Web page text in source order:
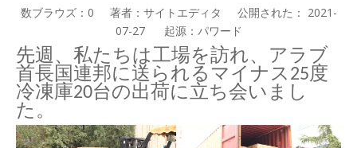
数ブラウズ： 0 著者：サイトエディタ 公開された： 2021-
07-27 起源： パワード
先週、私たちは工場を訪れ、アラブ
首長国連邦に送られるマイナス25度
冷凍庫20台の出荷に立ち会いまし
た。